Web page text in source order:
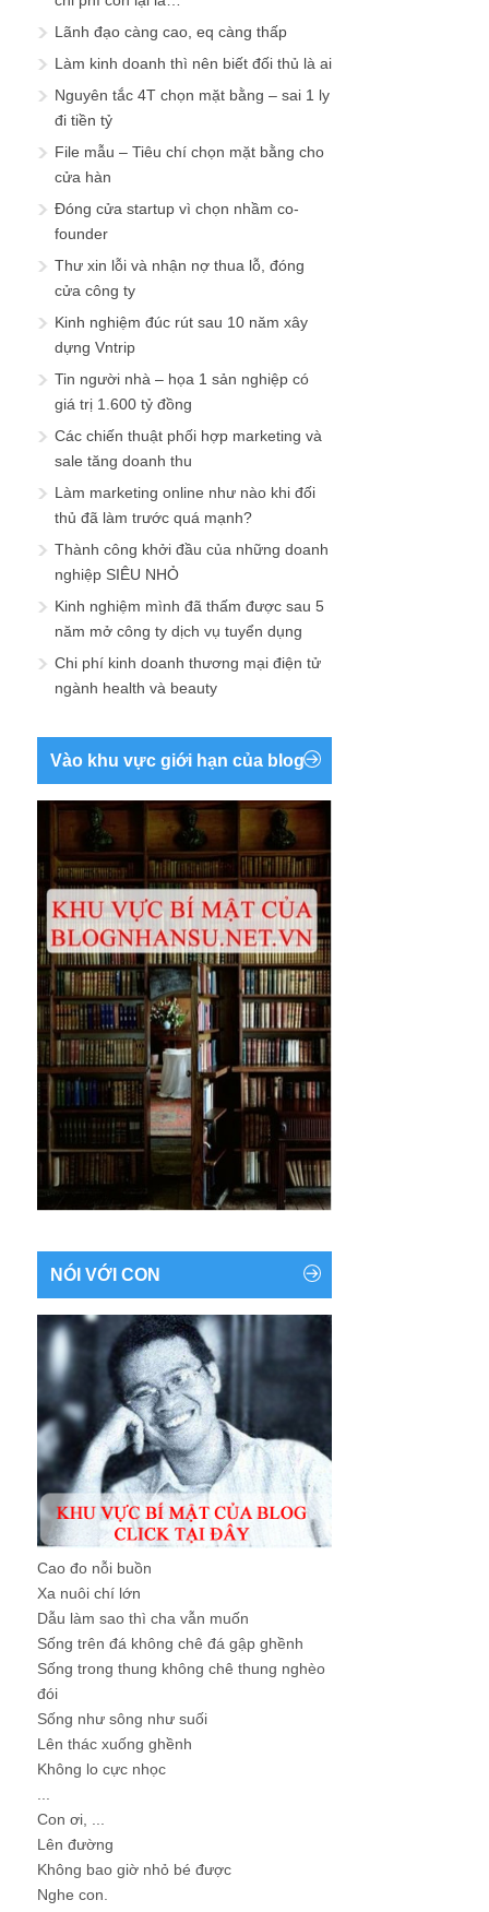
Lãnh đạo càng cao, eq càng thấp
Làm kinh doanh thì nên biết đối thủ là ai
Nguyên tắc 4T chọn mặt bằng – sai 1 ly
đi tiền tỷ
File mẫu – Tiêu chí chọn mặt bằng cho
cửa hàn
Đóng cửa startup vì chọn nhầm co-
founder
Thư xin lỗi và nhận nợ thua lỗ, đóng
cửa công ty
Kinh nghiệm đúc rút sau 10 năm xây
dựng Vntrip
Tin người nhà – họa 1 sản nghiệp có
giá trị 1.600 tỷ đồng
Các chiến thuật phối hợp marketing và
sale tăng doanh thu
Làm marketing online như nào khi đối
thủ đã làm trước quá mạnh?
Thành công khởi đầu của những doanh
nghiệp SIÊU NHỎ
Kinh nghiệm mình đã thấm được sau 5
năm mở công ty dịch vụ tuyển dụng
Chi phí kinh doanh thương mại điện tử
ngành health và beauty
Vào khu vực giới hạn của blog
NÓI VỚI CON
Cao đo nỗi buồn
Xa nuôi chí lớn
Dẫu làm sao thì cha vẫn muốn
Sống trên đá không chê đá gập ghềnh
Sống trong thung không chê thung nghèo
đói
Sống như sông như suối
Lên thác xuống ghềnh
Không lo cực nhọc
Con ơi, ...
Lên đường
Không bao giờ nhỏ bé được
Nghe con.